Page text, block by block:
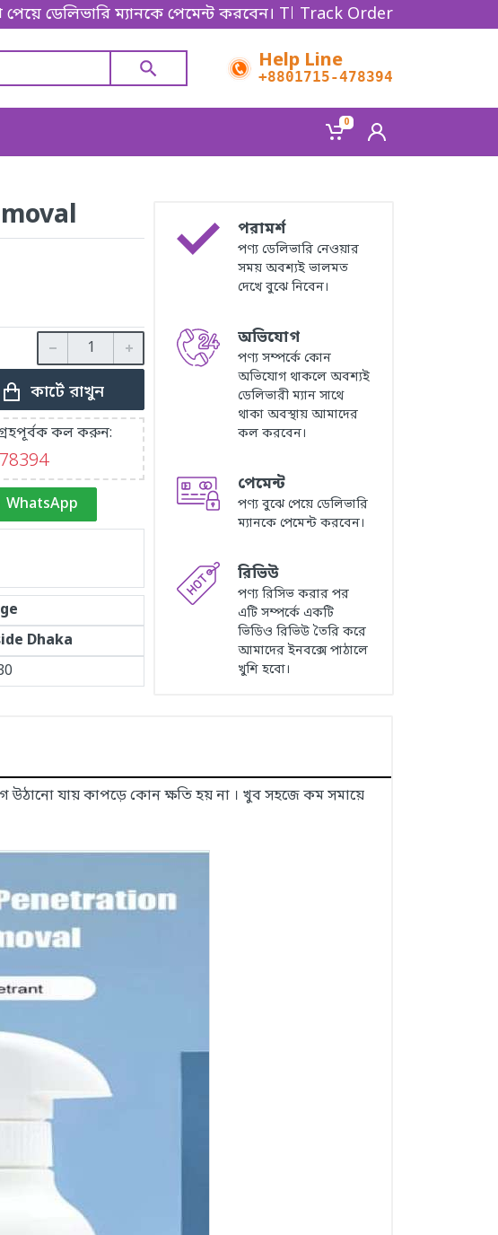
ম্যানকে পেমেন্ট করবেন। Thanks for shopping!
Track Order
Help Line
+8801715-478394
0
কার্টে রাখুন
কল করুন:
WhatsApp
Dhaka
পরামর্শ
পণ্য ডেলিভারি নেওয়ার
সময় অবশ্যই ভালমত
দেখে বুঝে নিবেন।
অভিযোগ
পণ্য সম্পর্কে কোন
অভিযোগ থাকলে অবশ্যই
ডেলিভারী ম্যান সাথে
থাকা অবস্থায় আমাদের
কল করবেন।
পেমেন্ট
পণ্য বুঝে পেয়ে ডেলিভারি
ম্যানকে পেমেন্ট করবেন।
রিভিউ
পণ্য রিসিভ করার পর
এটি সম্পর্কে একটি
ভিডিও রিভিউ তৈরি করে
আমাদের ইনবক্সে পাঠালে
খুশি হবো।
উঠানো যায় কাপড়ে কোন ক্ষতি হয় না । খুব সহজে কম সমায়ে